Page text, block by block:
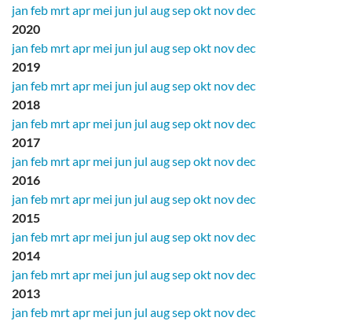
jan feb mrtapr mei jun jul augsepokt novdec
2020
jan feb mrtapr mei jun jul augsepokt novdec
2019
jan feb mrtapr mei jun jul augsepokt novdec
2018
jan feb mrtapr mei jun jul augsepokt novdec
2017
jan feb mrtapr mei jun jul augsepokt novdec
2016
jan feb mrtapr mei jun jul augsepokt novdec
2015
jan feb mrtapr mei jun jul augsepokt novdec
2014
jan feb mrtapr mei jun jul augsepokt novdec
2013
jan feb mrtapr mei jun jul augsepokt novdec